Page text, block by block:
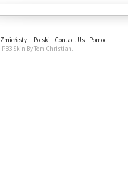
Zmień styl Polski Contact Us
Pomoc
IPB3 Skin By Tom Christian.